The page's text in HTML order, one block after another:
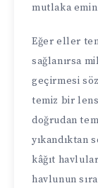
mutlaka emin
Eğer eller
sağlanırsa
geçirmesi
temiz bir
doğrudan
yıkandıktan
kâğıt
havlunun